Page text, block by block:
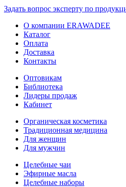
Задать вопрос эксперту по
О компании ERAWADEE
Каталог
Оплата
Доставка
Контакты
Оптовикам
Библиотека
Лидеры продаж
Кабинет
Органическая косметика
Традиционная медицина
Для женщин
Для мужчин
Целебные чаи
Эфирные масла
Целебные наборы